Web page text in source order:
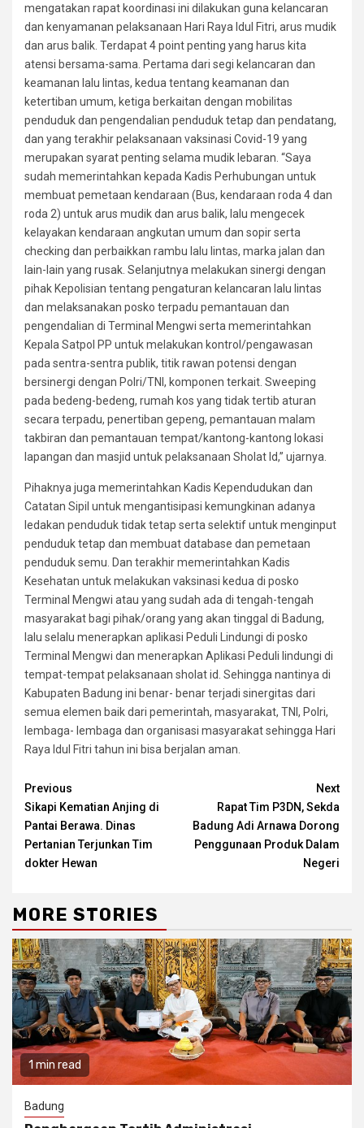
mengatakan rapat koordinasi ini dilakukan guna kelancaran
dan kenyamanan pelaksanaan Hari Raya Idul Fitri, arus mudik
dan arus balik. Terdapat 4 point penting yang harus kita
atensi bersama-sama. Pertama dari segi kelancaran dan
keamanan lalu lintas, kedua tentang keamanan dan
ketertiban umum, ketiga berkaitan dengan mobilitas
penduduk dan pengendalian penduduk tetap dan pendatang,
dan yang terakhir pelaksanaan vaksinasi Covid-19 yang
merupakan syarat penting selama mudik lebaran. “Saya
sudah memerintahkan kepada Kadis Perhubungan untuk
membuat pemetaan kendaraan (Bus, kendaraan roda 4 dan
roda 2) untuk arus mudik dan arus balik, lalu mengecek
kelayakan kendaraan angkutan umum dan sopir serta
checking dan perbaikkan rambu lalu lintas, marka jalan dan
lain-lain yang rusak. Selanjutnya melakukan sinergi dengan
pihak Kepolisian tentang pengaturan kelancaran lalu lintas
dan melaksanakan posko terpadu pemantauan dan
pengendalian di Terminal Mengwi serta memerintahkan
Kepala Satpol PP untuk melakukan kontrol/pengawasan
pada sentra-sentra publik, titik rawan potensi dengan
bersinergi dengan Polri/TNI, komponen terkait. Sweeping
pada bedeng-bedeng, rumah kos yang tidak tertib aturan
secara terpadu, penertiban gepeng, pemantauan malam
takbiran dan pemantauan tempat/kantong-kantong lokasi
lapangan dan masjid untuk pelaksanaan Sholat Id,” ujarnya.
Pihaknya juga memerintahkan Kadis Kependudukan dan
Catatan Sipil untuk mengantisipasi kemungkinan adanya
ledakan penduduk tidak tetap serta selektif untuk menginput
penduduk tetap dan membuat database dan pemetaan
penduduk semu. Dan terakhir memerintahkan Kadis
Kesehatan untuk melakukan vaksinasi kedua di posko
Terminal Mengwi atau yang sudah ada di tengah-tengah
masyarakat bagi pihak/orang yang akan tinggal di Badung,
lalu selalu menerapkan aplikasi Peduli Lindungi di posko
Terminal Mengwi dan menerapkan Aplikasi Peduli lindungi di
tempat-tempat pelaksanaan sholat id. Sehingga nantinya di
Kabupaten Badung ini benar- benar terjadi sinergitas dari
semua elemen baik dari pemerintah, masyarakat, TNI, Polri,
lembaga- lembaga dan organisasi masyarakat sehingga Hari
Raya Idul Fitri tahun ini bisa berjalan aman.
Continue
Reading
Previous
Sikapi Kematian Anjing di
Pantai Berawa. Dinas
Pertanian Terjunkan Tim
dokter Hewan
Next
Rapat Tim P3DN, Sekda
Badung Adi Arnawa Dorong
Penggunaan Produk Dalam
Negeri
MORE STORIES
1 min read
Badung